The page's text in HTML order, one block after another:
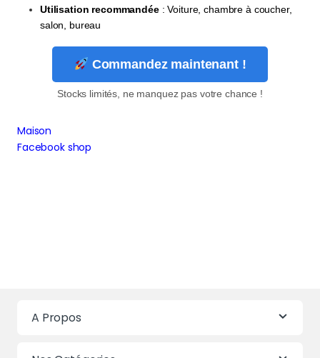
Utilisation recommandée: Voiture, chambre à coucher,
salon, bureau
Commandez maintenant !
Stocks limités, ne manquez pas votre chance !
Maison
Facebook shop
A Propos